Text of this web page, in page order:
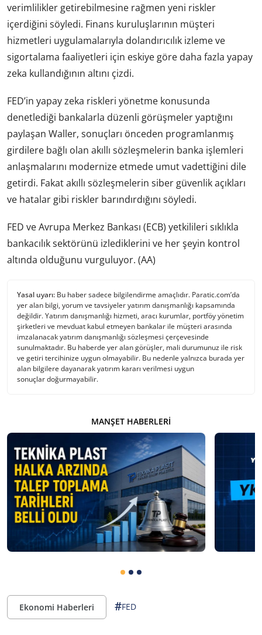
verimlilikler getirebilmesine rağmen yeni riskler
içerdiğini söyledi. Finans kuruluşlarının müşteri
hizmetleri uygulamalarıyla dolandırıcılık izleme ve
sigortalama faaliyetleri için eskiye göre daha fazla yapay
zeka kullandığının altını çizdi.
FED’in yapay zeka riskleri yönetme konusunda
denetlediği bankalarla düzenli görüşmeler yaptığını
paylaşan Waller, sonuçları önceden programlanmış
girdilere bağlı olan akıllı sözleşmelerin banka işlemleri
anlaşmalarını modernize etmede umut vadettiğini dile
getirdi. Fakat akıllı sözleşmelerin siber güvenlik açıkları
ve hatalar gibi riskler barındırdığını söyledi.
FED ve Avrupa Merkez Bankası (ECB) yetkilileri sıklıkla
bankacılık sektörünü izlediklerini ve her şeyin kontrol
altında olduğunu vurguluyor. (AA)
Yasal uyarı: Bu haber sadece bilgilendirme amaçlıdır. Paratic.com’da
yer alan bilgi, yorum ve tavsiyeler yatırım danışmanlığı kapsamında
değildir. Yatırım danışmanlığı hizmeti, aracı kurumlar, portföy yönetim
şirketleri ve mevduat kabul etmeyen bankalar ile müşteri arasında
imzalanacak yatırım danışmanlığı sözleşmesi çerçevesinde
sunulmaktadır. Bu haberde yer alan görüşler, mali durumunuz ile risk
ve getiri tercihinize uygun olmayabilir. Bu nedenle yalnızca burada yer
alan bilgilere dayanarak yatırım kararı verilmesi uygun
sonuçlar doğurmayabilir.
MANŞET HABERLERI
Ekonomi Haberleri #FED